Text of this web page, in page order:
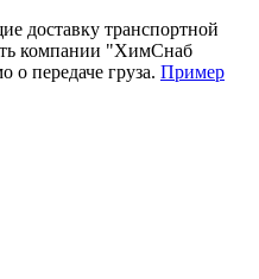
доставку транспортной
компании "ХимСнаб
о передаче груза. Пример